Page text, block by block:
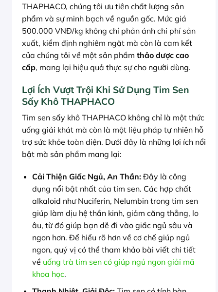
THAPHACO, chúng tôi ưu tiên chất lượng sản
phẩm và sự minh bạch về nguồn gốc. Mức giá
500.000 VNĐ/kg không chỉ phản ánh chi phí sản
xuất, kiểm định nghiêm ngặt mà còn là cam kết
của chúng tôi về một sản phẩm thảo dược cao
cấp, mang lại hiệu quả thực sự cho người dùng.
Lợi Ích Vượt Trội Khi Sử Dụng Tim Sen
Sấy Khô THAPHACO
Tim sen sấy khô THAPHACO không chỉ là một thức
uống giải khát mà còn là một liệu pháp tự nhiên hỗ
trợ sức khỏe toàn diện. Dưới đây là những lợi ích nổi
bật mà sản phẩm mang lại:
Cải Thiện Giấc Ngủ, An Thần:Đây là công
dụng nổi bật nhất của tim sen. Các hợp chất
alkaloid như Nuciferin, Nelumbin trong tim sen
giúp làm dịu hệ thần kinh, giảm căng thẳng, lo
âu, từ đó giúp bạn dễ đi vào giấc ngủ sâu và
ngon hơn. Để hiểu rõ hơn về cơ chế giúp ngủ
ngon, quý vị có thể tham khảo bài viết chi tiết
về uống trà tim sen có giúp ngủ ngon giải mã
khoa học.